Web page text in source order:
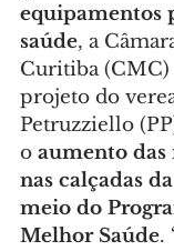
equipamentos
saúde, a
Curitiba
projeto do
Petruzziello
o aumento das
nas calçadas
meio do
Melhor Saúde.